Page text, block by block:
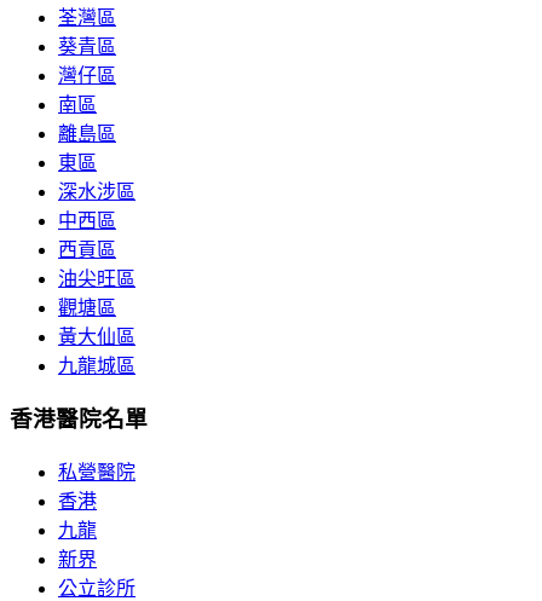
荃灣區
葵青區
灣仔區
南區
離島區
東區
深水涉區
中西區
西貢區
油尖旺區
觀塘區
黃大仙區
九龍城區
香港醫院名單
私營醫院
香港
九龍
新界
公立診所